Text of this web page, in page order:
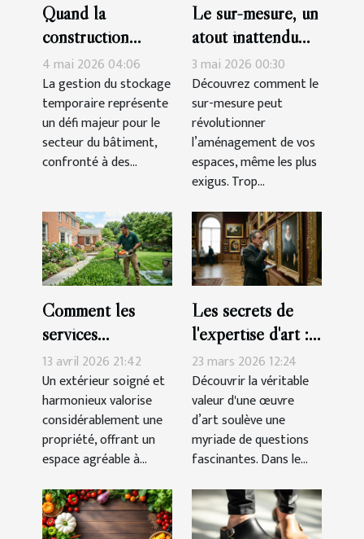
Quand la
construction
s'adapte aux défis
du stockage
temporaire
4 mai 2026 04:06
La gestion du stockage
temporaire représente
un défi majeur pour le
secteur du bâtiment,
confronté à des...
Le sur-mesure, un
atout inattendu
pour optimiser
chaque recoin
3 mai 2026 00:30
Découvrez comment le
sur-mesure peut
révolutionner
l’aménagement de vos
espaces, même les plus
exigus. Trop...
Comment les
services
professionnels
d'entretien
paysager
améliorent-ils
votre extérieur ?
13 avril 2026 21:42
Un extérieur soigné et
harmonieux valorise
considérablement une
propriété, offrant un
espace agréable à...
Les secrets de
l'expertise d'art :
Quels critères
comptent ?
23 mars 2026 12:24
Découvrir la véritable
valeur d'une œuvre
d’art soulève une
myriade de questions
fascinantes. Dans le...